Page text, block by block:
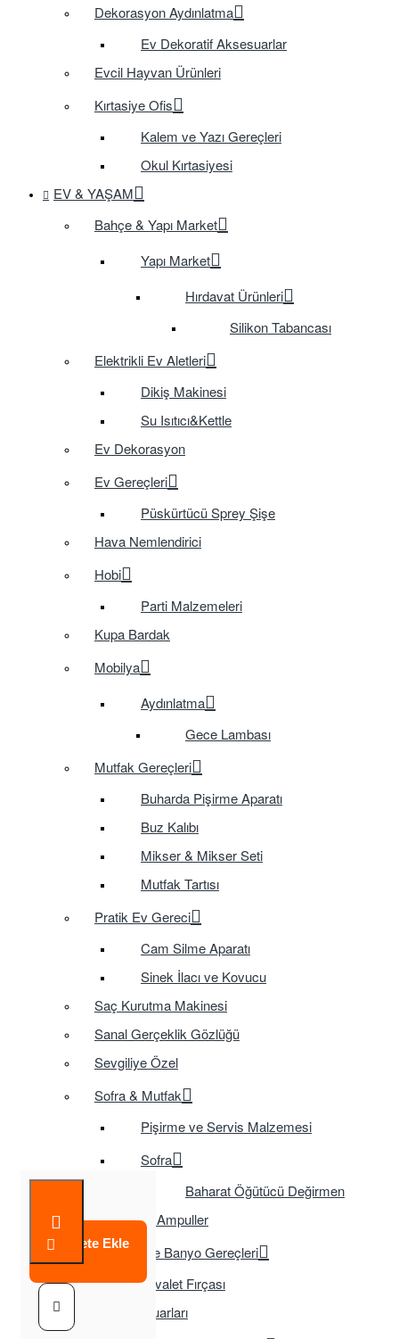
Dekorasyon Aydınlatma
Ev Dekoratif Aksesuarlar
Evcil Hayvan Ürünleri
Kırtasiye Ofis
Kalem ve Yazı Gereçleri
Okul Kırtasiyesi
EV & YAŞAM
Bahçe & Yapı Market
Yapı Market
Hırdavat Ürünleri
Silikon Tabancası
Elektrikli Ev Aletleri
Dikiş Makinesi
Su Isıtıcı&Kettle
Ev Dekorasyon
Ev Gereçleri
Püskürtücü Sprey Şişe
Hava Nemlendirici
Hobi
Parti Malzemeleri
Kupa Bardak
Mobilya
Aydınlatma
Gece Lambası
Mutfak Gereçleri
Buharda Pişirme Aparatı
Buz Kalıbı
Mikser & Mikser Seti
Mutfak Tartısı
Pratik Ev Gereci
Cam Silme Aparatı
Sinek İlacı ve Kovucu
Saç Kurutma Makinesi
Sanal Gerçeklik Gözlüğü
Sevgiliye Özel
Sofra & Mutfak
Pişirme ve Servis Malzemesi
Sofra
Baharat Öğütücü Değirmen
Tasarruflu Ampuller
Temizlik ve Banyo Gereçleri
Tuvalet Fırçası
TV Aksesuarları
Sepete Ekle